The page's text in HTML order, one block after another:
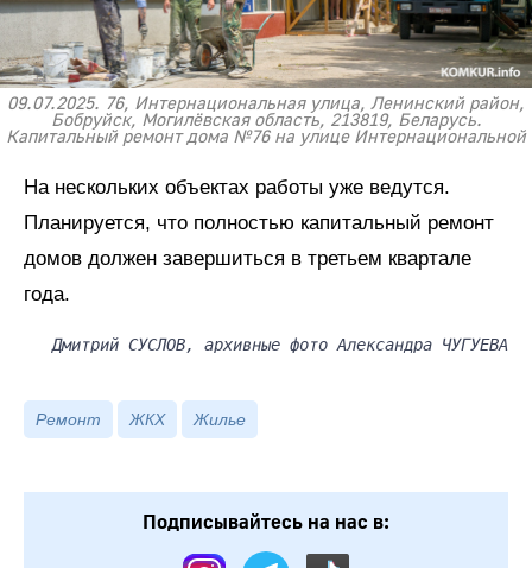
09.07.2025. 76, Интернациональная улица, Ленинский район,
Бобруйск, Могилёвская область, 213819, Беларусь.
Капитальный ремонт дома №76 на улице Интернациональной
На нескольких объектах работы уже ведутся.
Планируется, что полностью капитальный ремонт
домов должен завершиться в третьем квартале
года.
Дмитрий СУСЛОВ, архивные фото Александра ЧУГУЕВА
Ремонт ЖКХ Жилье
Подписывайтесь на нас в: